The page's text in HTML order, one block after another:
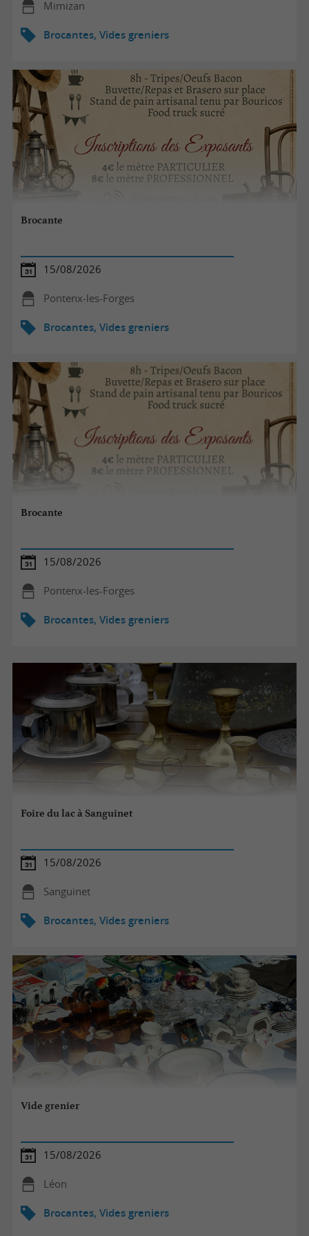
Mimizan
Brocantes, Vides greniers
Brocante
15/08/2026
Pontenx-les-Forges
Brocantes, Vides greniers
Brocante
15/08/2026
Pontenx-les-Forges
Brocantes, Vides greniers
Foire du lac à Sanguinet
15/08/2026
Sanguinet
Brocantes, Vides greniers
Vide grenier
15/08/2026
Léon
Brocantes, Vides greniers